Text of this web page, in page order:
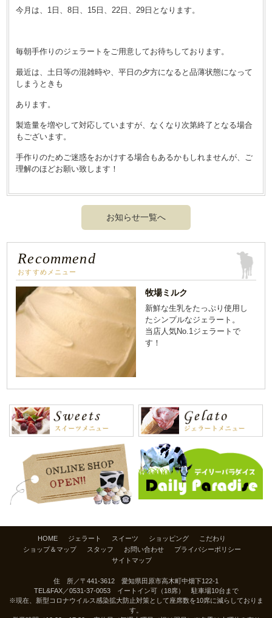
今月は、1日、8日、15日、22日、29日となります。
毎朝手作りのジェラートをご用意してお待ちしております。
最近は、土日等の混雑時や、平日の夕方になると品薄状態になって
しまうときも
あります。
製造量を増やして対応していますが、なくなり次第終了となる場合
もございます。
手作りのためご迷惑をおかけする場合もあるかもしれませんが、ご
理解のほどお願い致します！
お知らせ一覧へ
Recommend
おすすめメニュー
牧場ミルク
新鮮な生乳をたっぷり使用し
たシンプルなジェラート。
当店人気No.1ジェラートで
す！
HOME ジェラート スイーツ ショッピング
こだわり
ショップ＆マップ
スタッフ お問い合わせ
プライバシーポリシー
サイトマップ
住 所／〒441-3612 愛知県田原市高木町中畑下122-1
TEL&FAX／0531-37-0053イートイン可（18席） 駐車場10台まで
※現在、新型コロナウイルス感染拡大防止対策として座席数を10席に減らしておりま
す。